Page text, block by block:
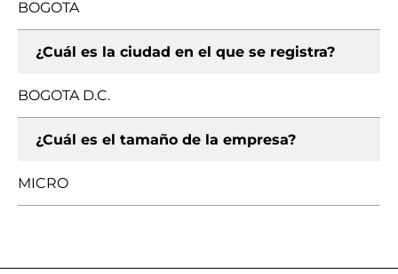
BOGOTA
¿Cuál es la ciudad en el que se registra?
BOGOTA D.C.
¿Cuál es el tamaño de la empresa?
MICRO